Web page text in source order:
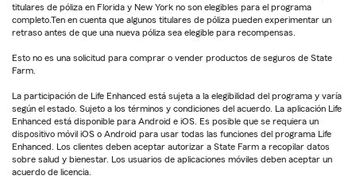
titulares de póliza en Florida y New York no son elegibles para el programa
completo.Ten en cuenta que algunos titulares de póliza pueden experimentar un
retraso antes de que una nueva póliza sea elegible para recompensas.
Esto no es una solicitud para comprar o vender productos de seguros de State
Farm.
La participación de Life Enhanced está sujeta a la elegibilidad del programa y varía
según el estado. Sujeto a los términos y condiciones del acuerdo. La aplicación Life
Enhanced está disponible para Android e iOS. Es posible que se requiera un
dispositivo móvil iOS o Android para usar todas las funciones del programa Life
Enhanced. Los clientes deben aceptar autorizar a State Farm a recopilar datos
sobre salud y bienestar. Los usuarios de aplicaciones móviles deben aceptar un
acuerdo de licencia.